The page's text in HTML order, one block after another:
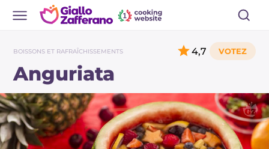
BOISSONS ET RAFRAÎCHISSEMENTS
Anguriata
4,7